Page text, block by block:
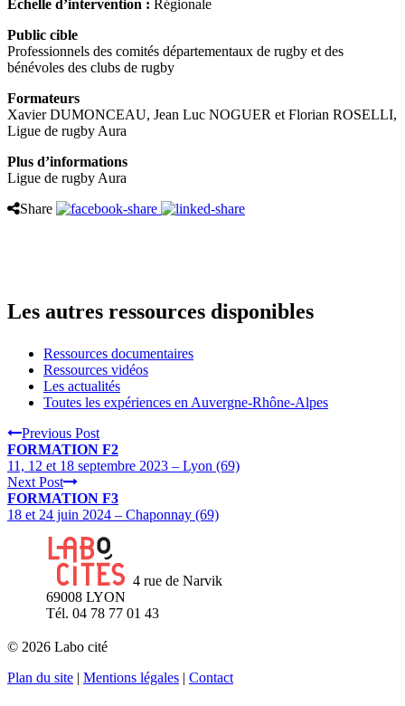
Échelle d’intervention : Régionale
Public cible
Professionnels des comités départementaux de rugby et des
bénévoles des clubs de rugby
Formateurs
Xavier DUMONCEAU, Jean Luc NOGUER et Florian ROSELLI,
Ligue de rugby Aura
Plus d’informations
Ligue de rugby Aura
Share
Les autres ressources disponibles
Ressources documentaires
Ressources vidéos
Les actualités
Toutes les expériences en Auvergne-Rhône-Alpes
Previous Post
FORMATION F2
11, 12 et 18 septembre 2023 – Lyon (69)
Next Post
FORMATION F3
18 et 24 juin 2024 – Chaponnay (69)
4 rue de Narvik
69008 LYON
Tél. 04 78 77 01 43
© 2026 Labo cité
Plan du site | Mentions légales | Contact